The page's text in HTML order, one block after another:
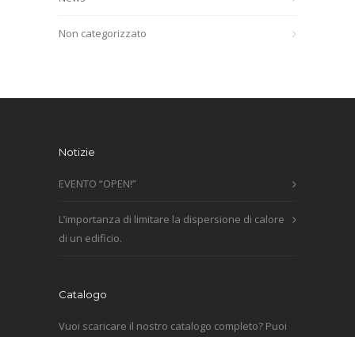
Non categorizzato
Notizie
EVENTO “OPEN!”
L’importanza di limitare la dispersione di calore
di un edificio.
Catalogo
Vuoi scaricare il nostro catalogo completo? Puoi